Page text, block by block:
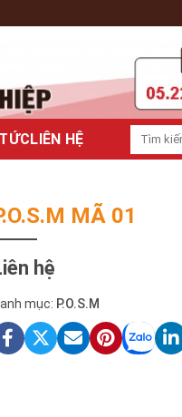
LIÊN HỆ
MÃ 01
hệ
mục: P.O.S.M